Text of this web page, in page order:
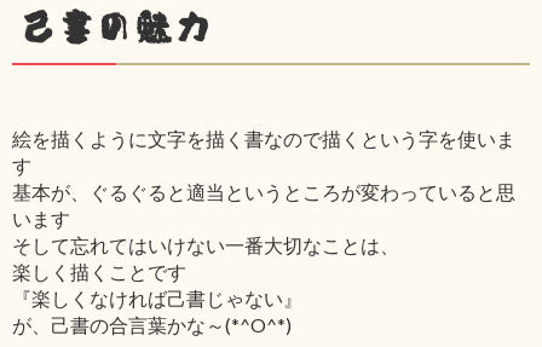
己書の魅力
絵を描くように文字を描く書なので描くという字を使いま
す
基本が、ぐるぐると適当というところが変わっていると思
います
そして忘れてはいけない一番大切なことは、
楽しく描くことです
『楽しくなければ己書じゃない』
が、己書の合言葉かな～(*^O^*)